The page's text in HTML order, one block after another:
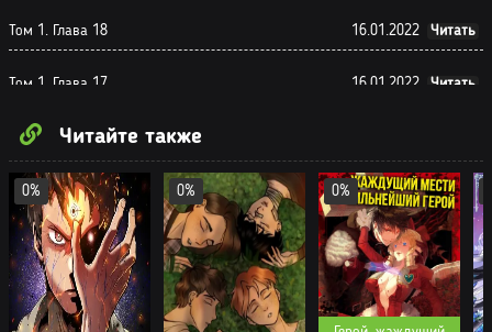
Том 1. Глава 13 16.01.2022 Читать
Том 1. Глава 14 16.01.2022 Читать
Том 1. Глава 15 16.01.2022 Читать
Том 1. Глава 16
Том 1. Глава 17 16.01.2022 Читать
Том 1. Глава 18 16.01.2022 Читать
Читайте также
0% 0% 0%